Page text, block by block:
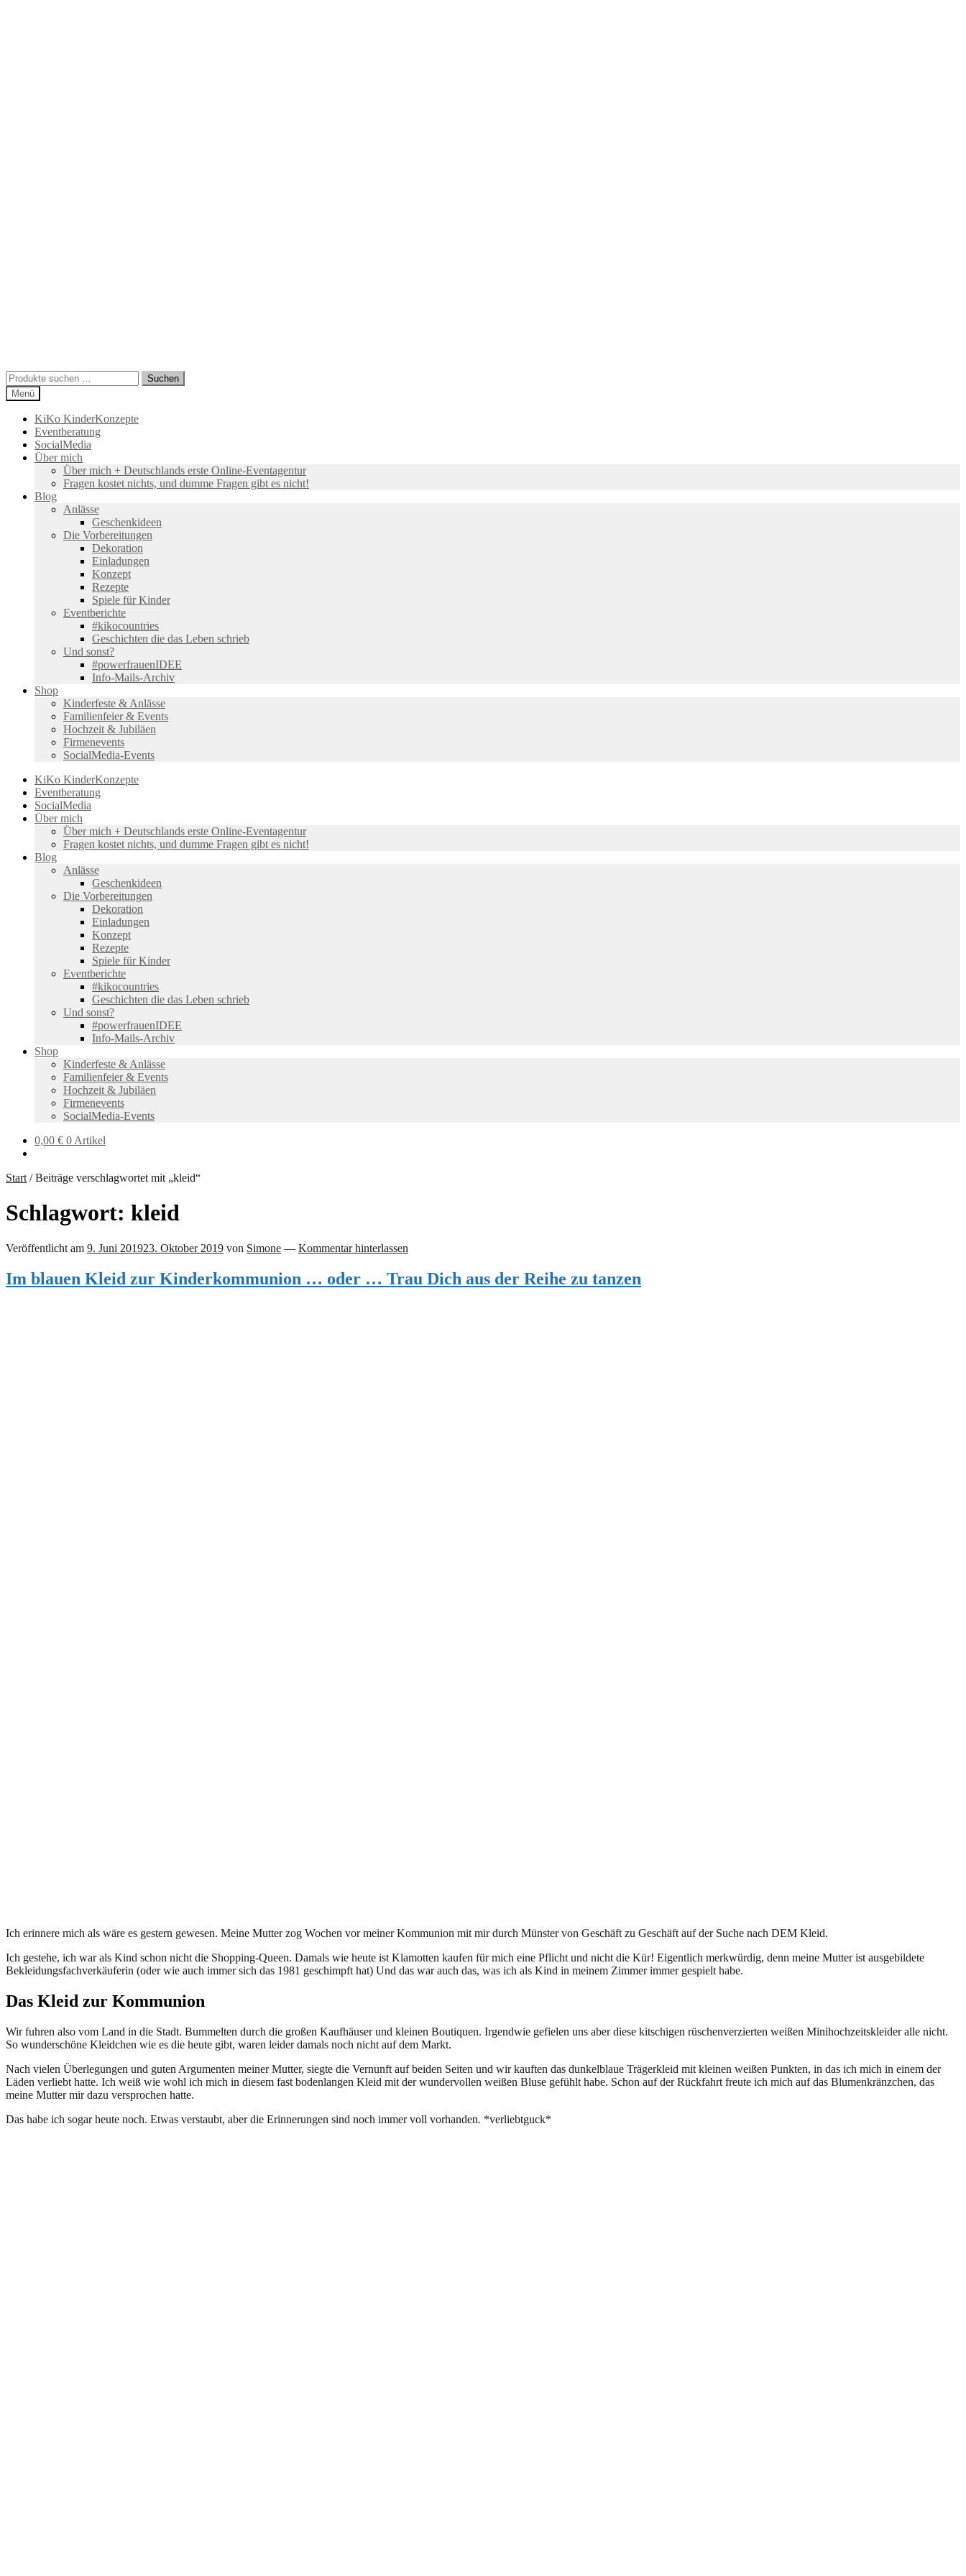
Suchen
nach:
Suchen
Menü
KiKo KinderKonzepte
Eventberatung
SocialMedia
Über mich
Über mich + Deutschlands erste Online-Eventagentur
Fragen kostet nichts, und dumme Fragen gibt es nicht!
Blog
Anlässe
Geschenkideen
Die Vorbereitungen
Dekoration
Einladungen
Konzept
Rezepte
Spiele für Kinder
Eventberichte
#kikocountries
Geschichten die das Leben schrieb
Und sonst?
#powerfrauenIDEE
Info-Mails-Archiv
Shop
Kinderfeste & Anlässe
Familienfeier & Events
Hochzeit & Jubiläen
Firmenevents
SocialMedia-Events
KiKo KinderKonzepte
Eventberatung
SocialMedia
Über mich
Über mich + Deutschlands erste Online-Eventagentur
Fragen kostet nichts, und dumme Fragen gibt es nicht!
Blog
Anlässe
Geschenkideen
Die Vorbereitungen
Dekoration
Einladungen
Konzept
Rezepte
Spiele für Kinder
Eventberichte
#kikocountries
Geschichten die das Leben schrieb
Und sonst?
#powerfrauenIDEE
Info-Mails-Archiv
Shop
Kinderfeste & Anlässe
Familienfeier & Events
Hochzeit & Jubiläen
Firmenevents
SocialMedia-Events
0,00 € 0 Artikel
Start /Beiträge verschlagwortet mit „kleid“
Schlagwort: kleid
Veröffentlicht am 9. Juni 201923. Oktober 2019 von Simone — Kommentar hinterlassen
Im blauen Kleid zur Kinderkommunion … oder … Trau Dich aus der Reihe zu tanzen
Ich erinnere mich als wäre es gestern gewesen. Meine Mutter zog Wochen vor meiner Kommunion mit mir durch Münster von Geschäft zu Geschäft auf der Suche nach DEM Kleid.
Ich gestehe, ich war als Kind schon nicht die Shopping-Queen. Damals wie heute ist Klamotten kaufen für mich eine Pflicht und nicht die Kür! Eigentlich merkwürdig, denn meine Mutter ist ausgebildete
Bekleidungsfachverkäuferin (oder wie auch immer sich das 1981 geschimpft hat) Und das war auch das, was ich als Kind in meinem Zimmer immer gespielt habe.
Das Kleid zur Kommunion
Wir fuhren also vom Land in die Stadt. Bummelten durch die großen Kaufhäuser und kleinen Boutiquen. Irgendwie gefielen uns aber diese kitschigen rüschenverzierten weißen Minihochzeitskleider alle nicht.
So wunderschöne Kleidchen wie es die heute gibt, waren leider damals noch nicht auf dem Markt.
Nach vielen Überlegungen und guten Argumenten meiner Mutter, siegte die Vernunft auf beiden Seiten und wir kauften das dunkelblaue Trägerkleid mit kleinen weißen Punkten, in das ich mich in einem der
Läden verliebt hatte. Ich weiß wie wohl ich mich in diesem fast bodenlangen Kleid mit der wundervollen weißen Bluse gefühlt habe. Schon auf der Rückfahrt freute ich mich auf das Blumenkränzchen, das
meine Mutter mir dazu versprochen hatte.
Das habe ich sogar heute noch. Etwas verstaubt, aber die Erinnerungen sind noch immer voll vorhanden. *verliebtguck*